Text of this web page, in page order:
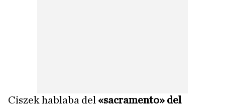
Ciszek hablaba del «sacramento» del